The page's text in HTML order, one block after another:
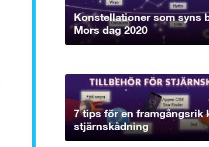
Konstellationer som syns
Mors dag 2020
7 tips för en framgångsrik
stjärnskådning